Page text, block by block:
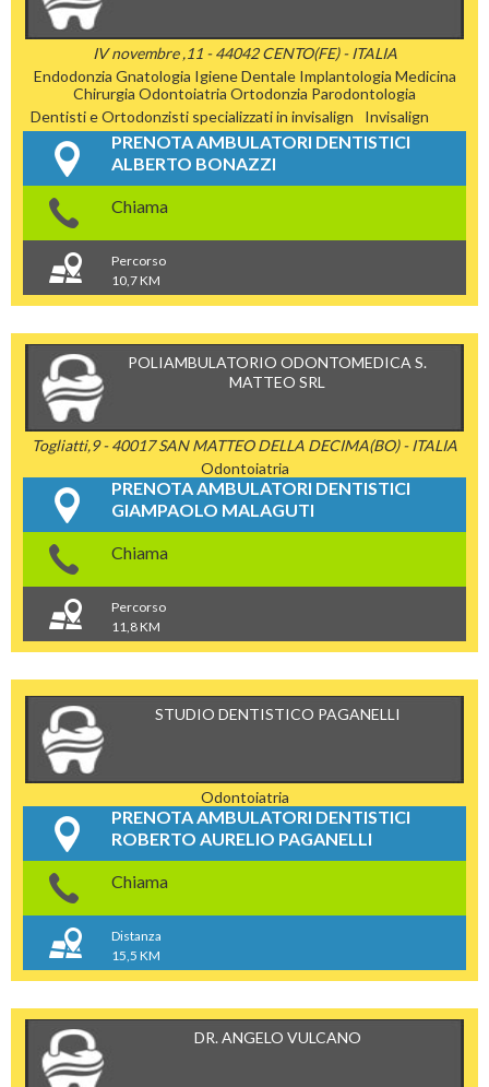
IV novembre ,11 - 44042 CENTO(FE) - ITALIA
Endodonzia Gnatologia Igiene Dentale Implantologia Medicina
Chirurgia Odontoiatria Ortodonzia Parodontologia
Dentisti e Ortodonzisti specializzati in invisalign
Invisalign
PRENOTA AMBULATORI DENTISTICI
ALBERTO BONAZZI
Chiama
Percorso
10,7 KM
POLIAMBULATORIO ODONTOMEDICA S.
MATTEO SRL
Togliatti,9 - 40017 SAN MATTEO DELLA DECIMA(BO) - ITALIA
Odontoiatria
PRENOTA AMBULATORI DENTISTICI
GIAMPAOLO MALAGUTI
Chiama
Percorso
11,8 KM
STUDIO DENTISTICO PAGANELLI
Odontoiatria
PRENOTA AMBULATORI DENTISTICI
ROBERTO AURELIO PAGANELLI
Chiama
Distanza
15,5 KM
DR. ANGELO VULCANO